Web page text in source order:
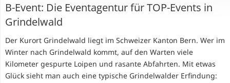
B-Event: Die Eventagentur für TOP-Events in
Grindelwald
Der Kurort Grindelwald liegt im Schweizer Kanton Bern. Wer im
Winter nach Grindelwald kommt, auf den Warten viele
Kilometer gespurte Loipen und rasante Abfahrten. Mit etwas
Glück sieht man auch eine typische Grindelwalder Erfindung: